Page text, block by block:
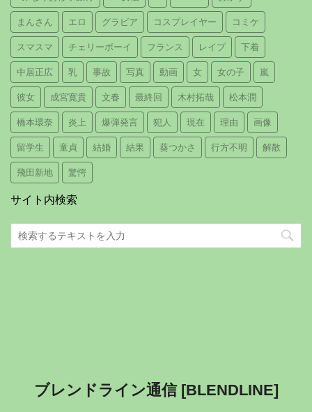
まんさん エロ グラビア コスプレイヤー コミケ
スマスマ チェリーボーイ フランス レイプ 下着
中居正広 乳 事故 写真 動画 女 女の子 嵐
彼女 成宮寛貴 文春 最終回 木村拓哉 松本潤
橋本環奈 炎上 爆弾発言 犯人 現在 理由 画像
留学生 童貞 結婚 結果 葵つかさ 行方不明 解散
飛田新地 驚愕
サイト内検索
ブレンドライン通信 [BLENDLINE]